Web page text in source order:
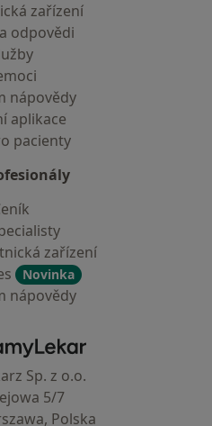
zařízení
odpovědi
nápovědy
aplikace
pacienty
zařízení
Novinka
nápovědy
ZnamyLekar - Hlavní stránka
Sp. z o.o.
5/7
Polska